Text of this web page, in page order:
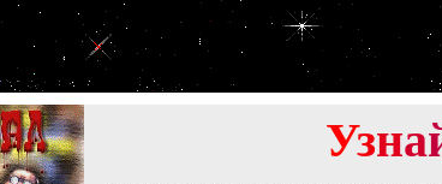
mysqli_fetch_assoc(): Couldn't fetch mysqli_result
mysqli_free_result(): Couldn't fetch mysqli_result
265 :mysqli_fetch_assoc(): Couldn't fetch mysqli_result
on line 329 :mysqli_free_result(): Couldn't fetch mysqli_result
on line 265 : mysqli_fetch_assoc(): Couldn't fetch mysqli_result
on line mysqli_free_result(): Couldn't fetch mysqli_result
Узна